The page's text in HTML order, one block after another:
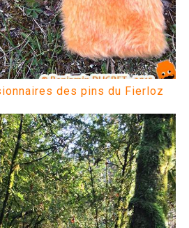
des pins du Fierloz